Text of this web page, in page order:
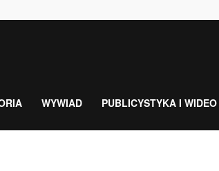
WYWIAD PUBLICYSTYKA I WIDEO